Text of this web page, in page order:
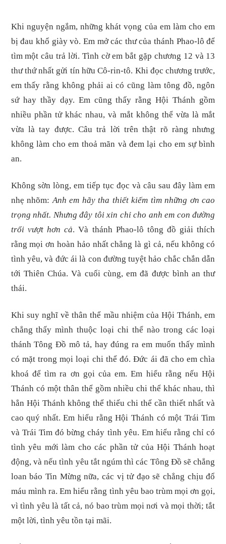
Khi nguyện ngắm, những khát vọng của em làm cho em
bị đau khổ giày vò. Em mở các thư của thánh Phao-lô để
tìm một câu trả lời. Tình cờ em bắt gặp chương 12 và 13
thư thứ nhất gửi tín hữu Cô-rin-tô. Khi đọc chương trước,
em thấy rằng không phải ai có cũng làm tông đồ, ngôn
sứ hay thầy dạy. Em cũng thấy rằng Hội Thánh gồm
nhiều phần tử khác nhau, và mắt không thể vừa là mắt
vừa là tay được. Câu trả lời trên thật rõ ràng nhưng
không làm cho em thoả mãn và đem lại cho em sự bình
an.
Không sờn lòng, em tiếp tục đọc và câu sau đây làm em
nhẹ nhõm:Anh em hãy tha thiết kiếm tìm những ơn cao
trọng nhất. Nhưng đây tôi xin chỉ cho anh em con đường
trổi vượt hơn cả. Và thánh Phao-lô tông đồ giải thích
rằng mọi ơn hoàn hảo nhất chẳng là gì cả, nếu không có
tình yêu, và đức ái là con đường tuyệt hảo chắc chắn dẫn
tới Thiên Chúa. Và cuối cùng, em đã được bình an thư
thái.
Khi suy nghĩ về thân thể mầu nhiệm của Hội Thánh, em
chẳng thấy mình thuộc loại chi thể nào trong các loại
thánh Tông Đồ mô tả, hay đúng ra em muốn thấy mình
có mặt trong mọi loại chi thể đó. Đức ái đã cho em chìa
khoá để tìm ra ơn gọi của em. Em hiểu rằng nếu Hội
Thánh có một thân thể gồm nhiều chi thể khác nhau, thì
hẳn Hội Thánh không thể thiếu chi thể cần thiết nhất và
cao quý nhất. Em hiểu rằng Hội Thánh có một Trái Tim
và Trái Tim đó bừng cháy tình yêu. Em hiểu rằng chỉ có
tình yêu mới làm cho các phần tử của Hội Thánh hoạt
động, và nếu tình yêu tắt ngúm thì các Tông Đồ sẽ chẳng
loan báo Tin Mừng nữa, các vị tử đạo sẽ chẳng chịu đổ
máu mình ra. Em hiểu rằng tình yêu bao trùm mọi ơn gọi,
vì tình yêu là tất cả, nó bao trùm mọi nơi và mọi thời; tắt
một lời, tình yêu tồn tại mãi.